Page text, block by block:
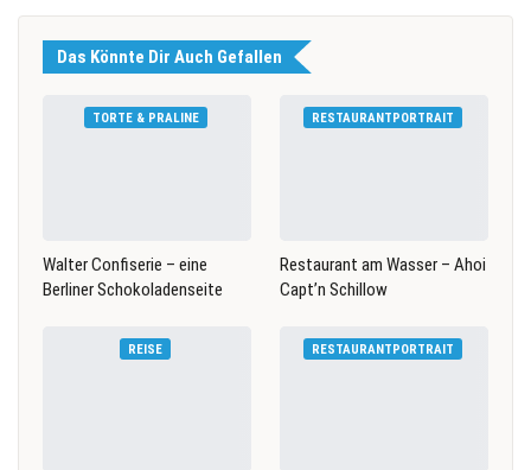
Das Könnte Dir Auch Gefallen
TORTE & PRALINE
Walter Confiserie – eine
Berliner Schokoladenseite
RESTAURANTPORTRAIT
Restaurant am Wasser – Ahoi
Capt’n Schillow
REISE RESTAURANTPORTRAIT